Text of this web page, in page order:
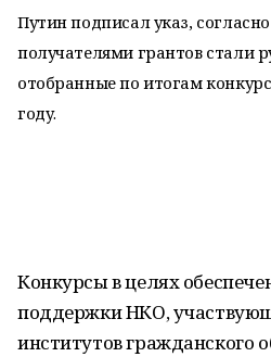
Путин подписал указ,
получателями грантов стали
отобранные по итогам
году.
Конкурсы в целях
поддержки НКО,
институтов гражданского